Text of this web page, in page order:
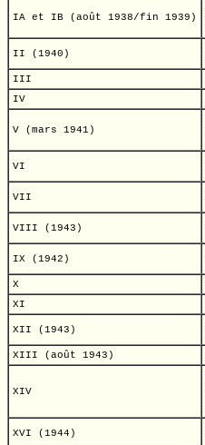
IA et IB (août 1938/fin 1939)
II (1940)
III
IV
V (mars 1941)
VI
VII
VIII (1943)
IX (1942)
X
XI
XII (1943)
XIII (août 1943)
XIV
XVI (1944)